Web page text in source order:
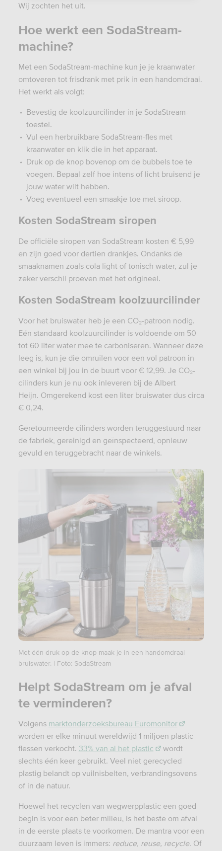
Wij zochten het uit.
Hoe werkt een SodaStream-
machine?
Met een SodaStream-machine kun je je kraanwater
omtoveren tot frisdrank met prik in een handomdraai.
Het werkt als volgt:
Bevestig de koolzuurcilinder in je SodaStream-
toestel.
Vul een herbruikbare SodaStream-fles met
kraanwater en klik die in het apparaat.
Druk op de knop bovenop om de bubbels toe te
voegen. Bepaal zelf hoe intens of licht bruisend je
jouw water wilt hebben.
Voeg eventueel een smaakje toe met siroop.
Kosten SodaStream siropen
De officiële siropen van SodaStream kosten € 5,99
en zijn goed voor dertien drankjes. Ondanks de
smaaknamen zoals cola light of tonisch water, zul je
zeker verschil proeven met het origineel.
Kosten SodaStream koolzuurcilinder
Voor het bruiswater heb je een CO₂-patroon nodig.
Eén standaard koolzuurcilinder is voldoende om 50
tot 60 liter water mee te carboniseren. Wanneer deze
leeg is, kun je die omruilen voor een vol patroon in
een winkel bij jou in de buurt voor € 12,99. Je CO₂-
cilinders kun je nu ook inleveren bij de Albert
Heijn. Omgerekend kost een liter bruiswater dus circa
€ 0,24.
Geretourneerde cilinders worden teruggestuurd naar
de fabriek, gereinigd en geïnspecteerd, opnieuw
gevuld en teruggebracht naar de winkels.
Met één druk op de knop maak je in een handomdraai
bruiswater. | Foto: SodaStream
Helpt SodaStream om je afval
te verminderen?
Volgens marktonderzoeksbureau Euromonitor
worden er elke minuut wereldwijd 1 miljoen plastic
flessen verkocht. 33% van al het plastic
wordt
slechts één keer gebruikt. Veel niet gerecycled
plastig belandt op vuilnisbelten, verbrandingsovens
of in de natuur.
Hoewel het recyclen van wegwerpplastic een goed
begin is voor een beter milieu, is het beste om afval
in de eerste plaats te voorkomen. De mantra voor een
duurzaam leven is immers: reduce, reuse, recycle. Of